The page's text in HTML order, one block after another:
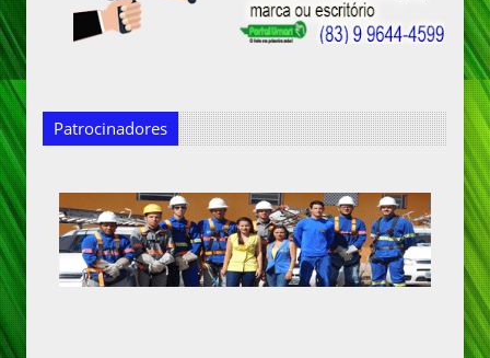
Patrocinadores